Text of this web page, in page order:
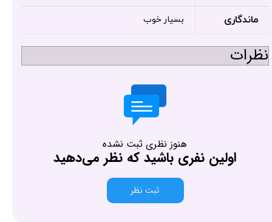
ماندگاری بسیار خوب
نظرات
هنوز نظری ثبت نشده
اولین نفری باشید که نظر می‌دهید
ثبت نظر